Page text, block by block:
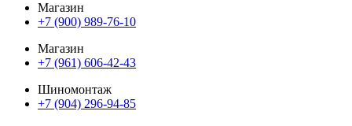
Магазин
+7 (900) 989-76-10
Магазин
+7 (961) 606-42-43
Шиномонтаж
+7 (904) 296-94-85